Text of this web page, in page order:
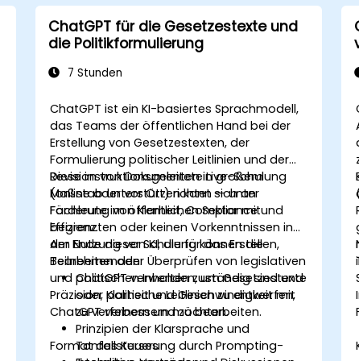
ChatGPT für die Gesetzestexte und
die Politikformulierung
7 Stunden
ChatGPT ist ein KI-basiertes Sprachmodell,
das Teams der öffentlichen Hand bei der
Erstellung von Gesetzestexten, der
Formulierung politischer Leitlinien und der
Revision von Dokumenten in großem
Maßstab unterstützen kann — unter
Förderung von Klarheit, Compliance und
Effizienz.
Diese instruktionsgeleitete Live-Schulung
(online oder vor Ort) richtet sich an
Fachleute im öffentlichen Sektor mit
begrenzten oder keinen Vorkenntnissen in
der Nutzung von KI, die für das Erstellen,
Bearbeiten oder Überprüfen von legislativen
und politischen Inhalten zuständig sind und
Präzision, Klarheit und Geschwindigkeit mit
ChatGPT verbessern möchten.
Am Ende dieser Schulung können die
Teilnehmenden:
ChatGPT verwenden, um Gesetzestexte
oder politische Leitlinien zu entwerfen,
zu verfeinern und zu bearbeiten.
Prinzipien der Klarsprache und
Tonfallsteuerung durch Prompting-
Format des Kurses